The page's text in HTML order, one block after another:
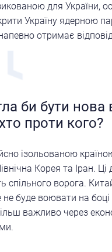
для України,
Україну ядерною
отримає
би бути нова
проти кого?
ізольованою
Корея та Іран.
ворога.
буде воювати на боці
важливо через